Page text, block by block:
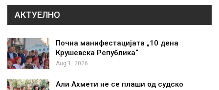
АКТУЕЛНО
Почна манифестацијата „10 дена
Крушевска Република“
Aug 1, 2026
Али Ахмети не се плаши од судско